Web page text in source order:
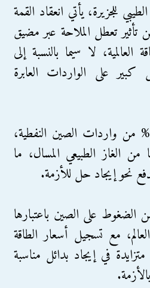
للجزيرة، يأتي انعقاد القمة
تعطل الملاحة عبر مضيق
لا سيما بالنسبة إلى
على الواردات العابرة
ويمر عبر "هرمز" نحو 55% من واردات الصين النفطية،
من الغاز الطبيعي المسال، ما
نحو إيجاد حل للأزمة.
على الصين باعتبارها
مع تسجيل أسعار الطاقة
في إيجاد بدائل مناسبة